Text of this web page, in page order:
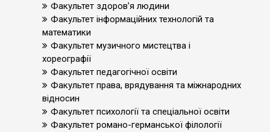
Факультет здоров’я людини
Факультет інформаційних технологій та
математики
Факультет музичного мистецтва і
хореографії
Факультет педагогічної освіти
Факультет права, врядування та міжнародних
відносин
Факультет психології та спеціальної освіти
Факультет романо-германської філології